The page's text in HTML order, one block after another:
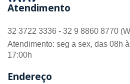
Atendimento
32 3722 3336 - 32 9 8860 8770
Atendimento: seg a sex, das 08h
17:00h
Endereço